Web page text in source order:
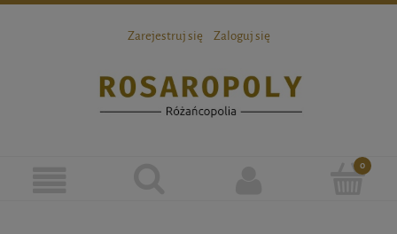
Zarejestruj się Zaloguj się